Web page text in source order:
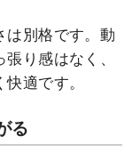
は別格です。動
り感はなく、
適です。
る